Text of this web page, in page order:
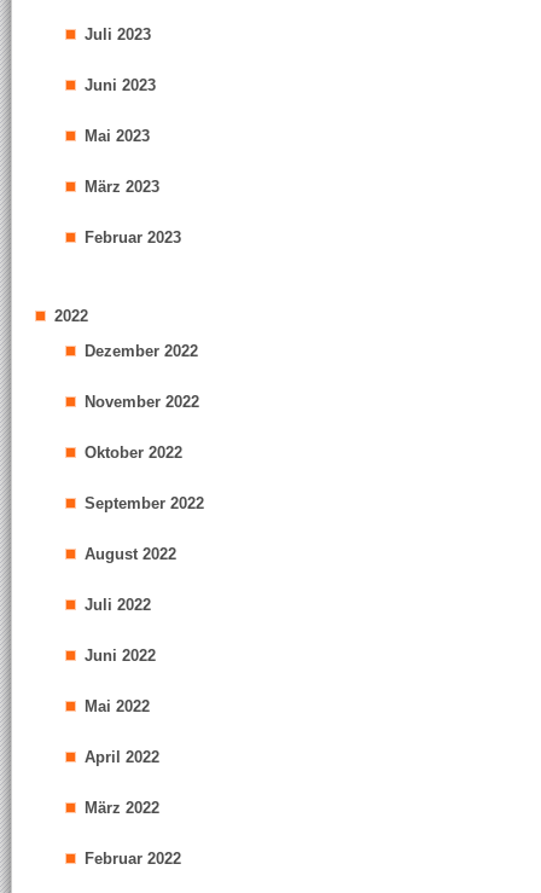
Juli 2023
Juni 2023
Mai 2023
März 2023
Februar 2023
2022
Dezember 2022
November 2022
Oktober 2022
September 2022
August 2022
Juli 2022
Juni 2022
Mai 2022
April 2022
März 2022
Februar 2022